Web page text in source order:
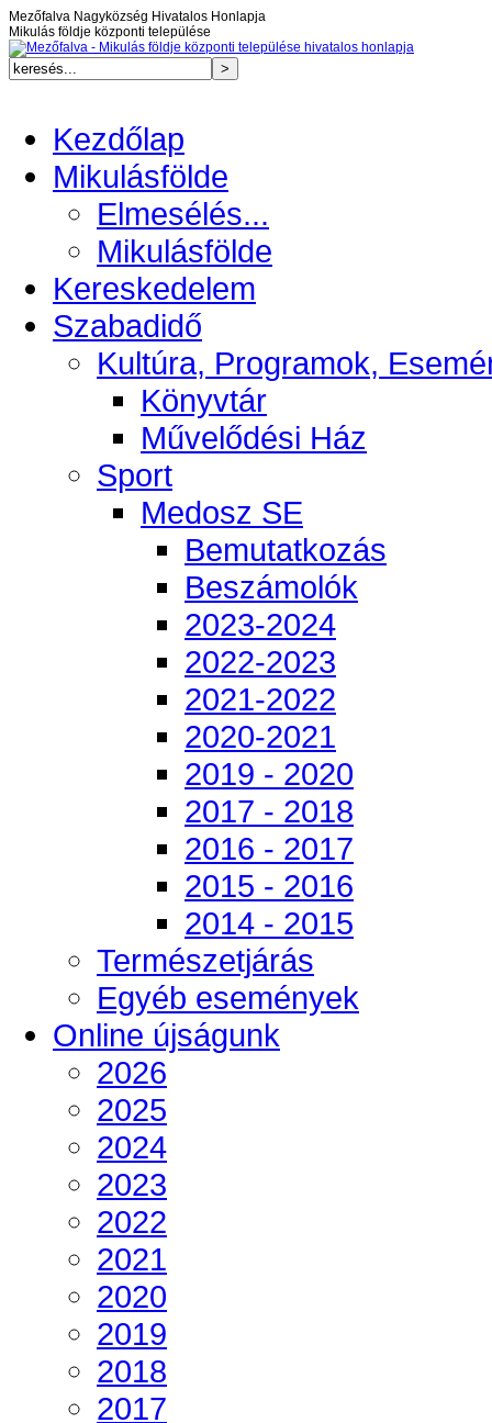
Mezőfalva Nagyközség Hivatalos Honlapja
Mikulás földje központi települése
Kezdőlap
Mikulásfölde
Elmesélés...
Mikulásfölde
Kereskedelem
Szabadidő
Kultúra, Programok,
Könyvtár
Művelődési Ház
Sport
Medosz SE
Bemutatkozás
Beszámolók
2023-2024
2022-2023
2021-2022
2020-2021
2019 - 2020
2017 - 2018
2016 - 2017
2015 - 2016
2014 - 2015
Természetjárás
Egyéb események
Online újságunk
2026
2025
2024
2023
2022
2021
2020
2019
2018
2017